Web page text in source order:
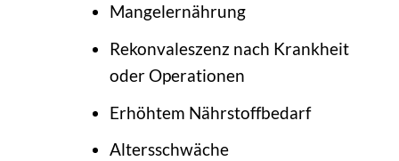
Mangelernährung
Rekonvaleszenz nach Krankheit
oder Operationen
Erhöhtem Nährstoffbedarf
Altersschwäche